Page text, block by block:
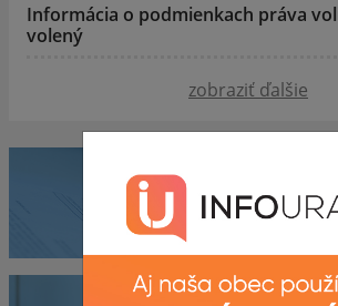
Informácia o podmienkach práva
volený
zobraziť ďalšie
Mobilná aplikácia